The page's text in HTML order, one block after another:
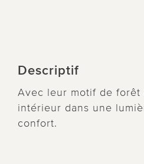
Descriptif
Avec leur motif de forêt
intérieur dans une
confort.